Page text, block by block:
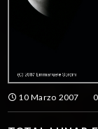
10 Marzo 2007 0